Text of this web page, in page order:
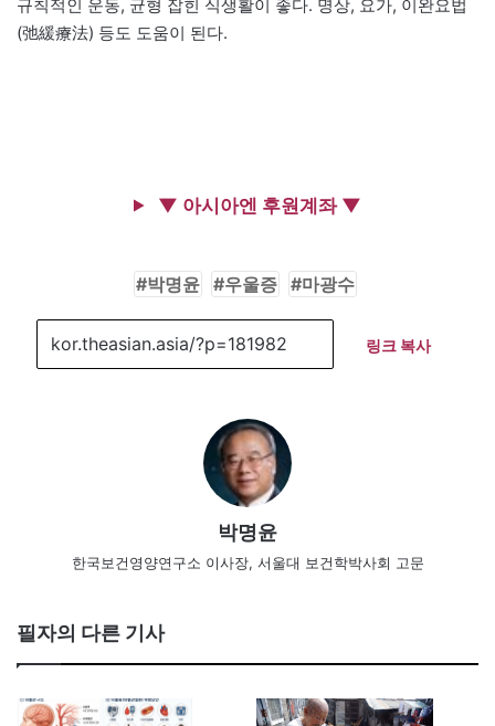
규칙적인 운동, 균형 잡힌 식생활이 좋다. 명상, 요가, 이완요법
(弛緩療法) 등도 도움이 된다.
▼ 아시아엔 후원계좌 ▼
박명윤 우울증 마광수
링크 복사
박명윤
한국보건영양연구소 이사장, 서울대 보건학박사회 고문
필자의 다른 기사